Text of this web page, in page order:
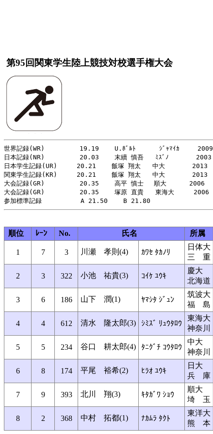
第95回関東学生陸上競技対校選手権大会
世界記録(WR)         19.19    U.ﾎﾞﾙﾄ      ｼﾞｬﾏｲｶ   　2009
日本記録(NR)         20.03    末續 慎吾   ﾐｽﾞﾉ       2003
日本学生記録(UR)     20.21    飯塚 翔太   中大       2013
関東学生記録(KR)     20.21    飯塚 翔太   中大       2013
大会記録(GR)         20.35    高平 慎士　 順大　　　 2006
大会記録(GR)         20.35    塚原 直貴   東海大     2006
順位
ﾚｰﾝ No. 氏名 所属
1 7 3 川瀬 孝則(4) ｶﾜｾ ﾀｶﾉﾘ
日体大
三 重
2 3 322 小池 祐貴(3) ｺｲｹ ﾕｳｷ
慶大
北海道
3 6 186 山下 潤(1) ﾔﾏｼﾀ ｼﾞｭﾝ
筑波大
福 島
4 4 612 清水 隆太郎(3) ｼﾐｽﾞ ﾘｭｳﾀﾛｳ
東海大
神奈川
5 5 234 谷口 耕太郎(4) ﾀﾆｸﾞﾁ ｺｳﾀﾛｳ
中大
神奈川
6 8 174 平尾 裕希(2) ﾋﾗｵ ﾕｳｷ
日大
兵 庫
7 9 393 北川 翔(3) ｷﾀｶﾞﾜ ｼｮｳ
順大
埼 玉
8 2 368 中村 拓都(1) ﾅｶﾑﾗ ﾀｸﾄ
東洋大
熊 本